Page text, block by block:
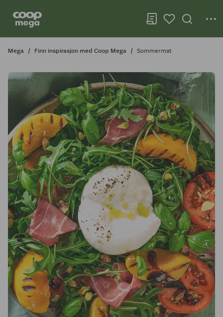
Mega Finn inspirasjon med Coop Mega Sommermat